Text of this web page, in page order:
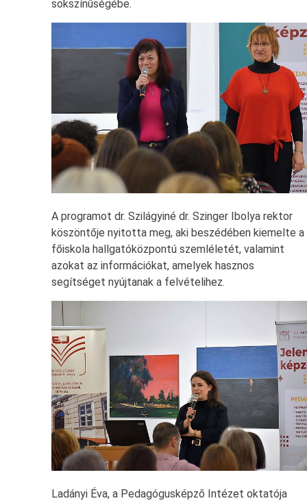
sokszínűségébe.
A programot dr. Szilágyiné dr. Szinger Ibolya rektor
köszöntője nyitotta meg, aki beszédében kiemelte a
főiskola hallgatóközpontú szemléletét, valamint
azokat az információkat, amelyek hasznos
segítséget nyújtanak a felvételihez.
Ladányi Éva, a Pedagógusképző Intézet oktatója